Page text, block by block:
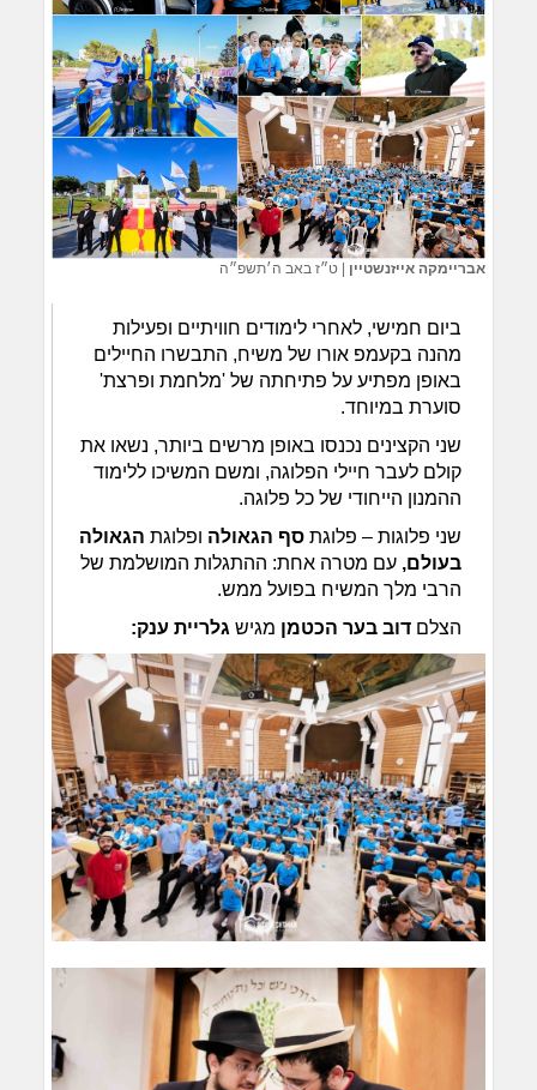
אבריימקה אייזנשטיין |ט״ז באב ה׳תשפ״ה
ביום חמישי, לאחרי לימודים חוויתיים ופעילות
מהנה בקעמפ אורו של משיח, התבשרו החיילים
באופן מפתיע על פתיחתה של 'מלחמת ופרצת'
סוערת במיוחד.
שני הקצינים נכנסו באופן מרשים ביותר, נשאו את
קולם לעבר חיילי הפלוגה, ומשם המשיכו ללימוד
ההמנון הייחודי של כל פלוגה.
שני פלוגות – פלוגתסף הגאולה ופלוגת הגאולה
בעולם, עם מטרה אחת: ההתגלות המושלמת של
הרבי מלך המשיח בפועל ממש.
הצלם דוב בער הכטמן מגיש גלריית ענק: